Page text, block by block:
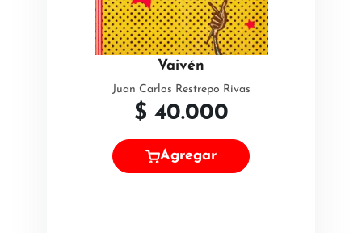
Vaivén
Juan Carlos Restrepo Rivas
$ 40.000
Agregar